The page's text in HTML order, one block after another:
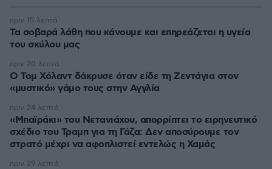
Τα σοβαρά λάθη που κάνουμε και επηρεάζεται η υγεία
του σκύλου μας
πριν 15 λεπτά
Ο Τομ Χόλαντ δάκρυσε όταν είδε τη Ζεντάγια στον
«μυστικό» γάμο τους στην Αγγλία
πριν 20 λεπτά
«Μπαϊράκι» του Νετανιάχου, απορρίπτει το ειρηνευτικό
σχέδιο του Τραμπ για τη Γάζα: Δεν αποσύρουμε τον
στρατό μέχρι να αφοπλιστεί εντελώς η Χαμάς
πριν 24 λεπτά
πριν 29 λεπτά